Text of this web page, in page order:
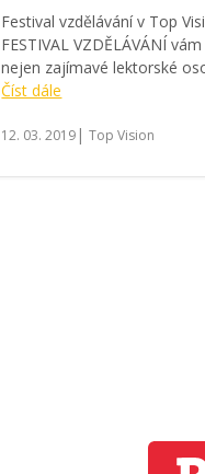
Festival vzdělávání v Top
FESTIVAL VZDĚLÁVÁNÍ
nejen zajímavé lektorské
Číst dále
12. 03. 2019 |Top Vision